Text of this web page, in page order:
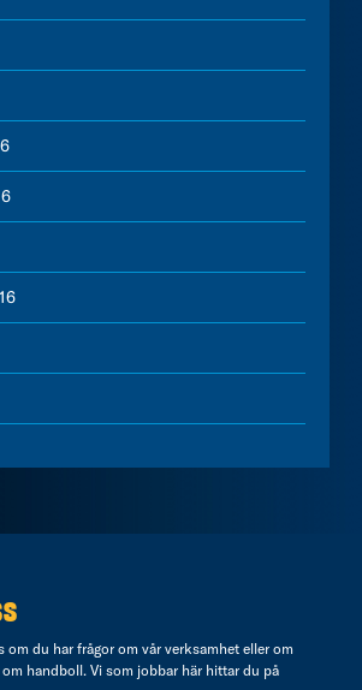
om du har frågor om vår verksamhet eller om
handboll. Vi som jobbar här hittar du på